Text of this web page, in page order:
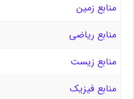
منابع زمین
منابع ریاضی
منابع زیست
منابع فیزیک